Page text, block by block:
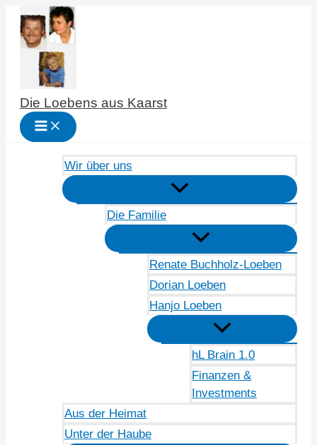
Zum
Inhalt
springen
Die Loebens aus Kaarst
Wir über uns
Die Familie
Renate Buchholz-Loeben
Dorian Loeben
Hanjo Loeben
hL Brain 1.0
Finanzen &
Investments
Aus der Heimat
Unter der Haube